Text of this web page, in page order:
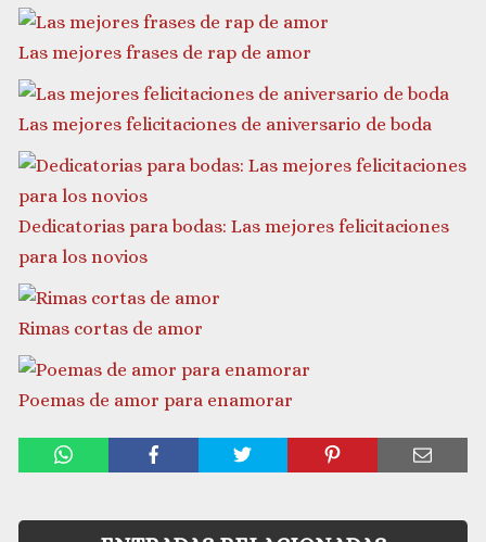
Las mejores frases de rap de amor
Las mejores felicitaciones de aniversario de boda
Dedicatorias para bodas: Las mejores felicitaciones
para los novios
Rimas cortas de amor
Poemas de amor para enamorar